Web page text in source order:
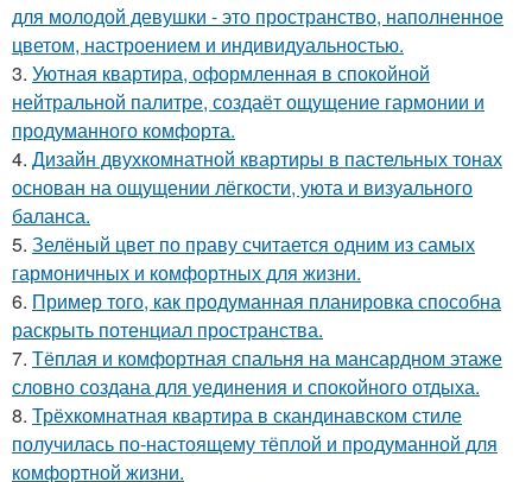
для молодой девушки - это пространство, наполненное
цветом, настроением и индивидуальностью.
3. Уютная квартира, оформленная в спокойной
нейтральной палитре, создаёт ощущение гармонии и
продуманного комфорта.
4. Дизайн двухкомнатной квартиры в пастельных тонах
основан на ощущении лёгкости, уюта и визуального
баланса.
5. Зелёный цвет по праву считается одним из самых
гармоничных и комфортных для жизни.
6. Пример того, как продуманная планировка способна
раскрыть потенциал пространства.
7. Тёплая и комфортная спальня на мансардном этаже
словно создана для уединения и спокойного отдыха.
8. Трёхкомнатная квартира в скандинавском стиле
получилась по-настоящему тёплой и продуманной для
комфортной жизни.